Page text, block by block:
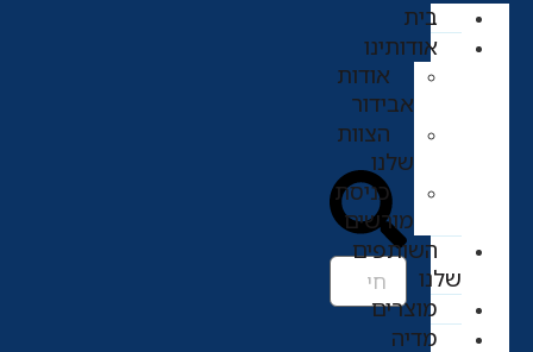
בית
אודותינו
אודות
אבידור
הצוות
שלנו
כניסת
מורשים
השותפים
שלנו
מוצרים
מדיה